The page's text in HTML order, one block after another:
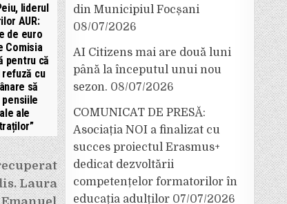
liderul
AUR:
de euro
Comisia
pentru că
refuză cu
să
ale
Laura
din Municipiul Focșani
08/07/2026
AI Citizens mai are două luni
până la începutul unui nou
sezon. 08/07/2026
COMUNICAT DE PRESĂ:
Asociația NOI a finalizat cu
succes proiectul Erasmus+
dedicat dezvoltării
competențelor formatorilor în
educația adulților 07/07/2026